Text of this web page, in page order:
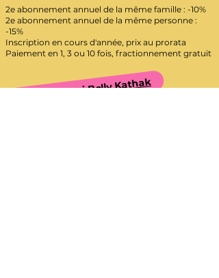
2e abonnement annuel de la même famille : -10%
2e abonnement annuel de la même personne :
-15%
Inscription en cours d'année, prix au prorata
Paiement en 1, 3 ou 10 fois, fractionnement gratuit
2 cours d'essai Bolly Kathak